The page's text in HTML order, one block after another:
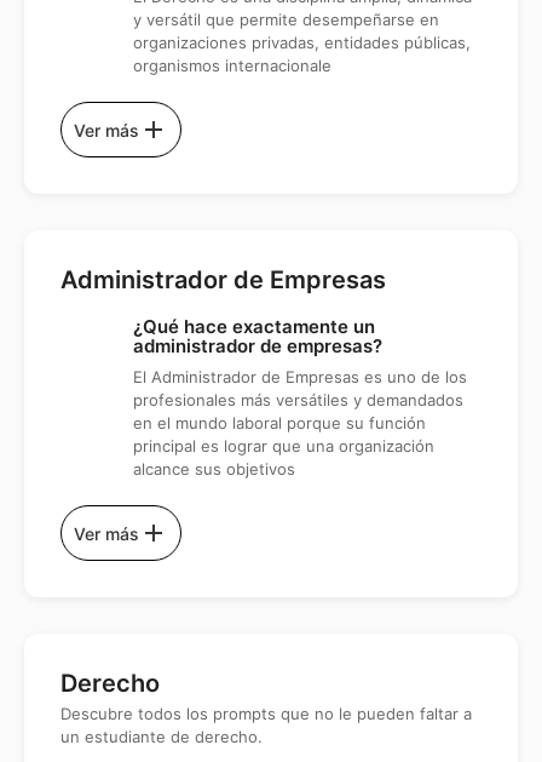
y versátil que permite desempeñarse en
organizaciones privadas, entidades públicas,
organismos internacionale
Ver más add
Administrador de Empresas
¿Qué hace exactamente un
administrador de empresas?
El Administrador de Empresas es uno de los
profesionales más versátiles y demandados
en el mundo laboral porque su función
principal es lograr que una organización
alcance sus objetivos
Ver más add
Derecho
Descubre todos los prompts que no le pueden faltar a
un estudiante de derecho.